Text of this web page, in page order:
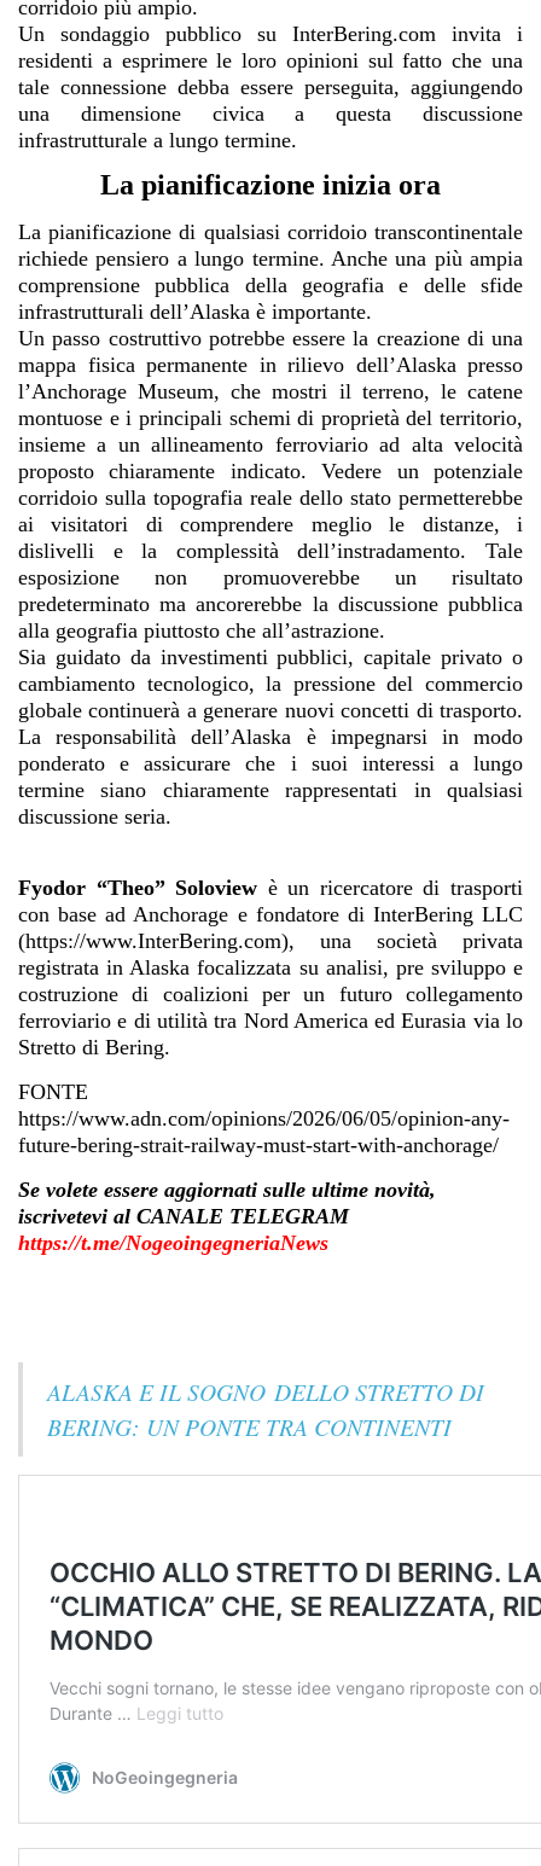
corridoio più ampio.
Un sondaggio pubblico su InterBering.com invita i
residenti a esprimere le loro opinioni sul fatto che una
tale connessione debba essere perseguita, aggiungendo
una dimensione civica a questa discussione
infrastrutturale a lungo termine.
La pianificazione inizia ora
La pianificazione di qualsiasi corridoio transcontinentale
richiede pensiero a lungo termine. Anche una più ampia
comprensione pubblica della geografia e delle sfide
infrastrutturali dell’Alaska è importante.
Un passo costruttivo potrebbe essere la creazione di una
mappa fisica permanente in rilievo dell’Alaska presso
l’Anchorage Museum, che mostri il terreno, le catene
montuose e i principali schemi di proprietà del territorio,
insieme a un allineamento ferroviario ad alta velocità
proposto chiaramente indicato. Vedere un potenziale
corridoio sulla topografia reale dello stato permetterebbe
ai visitatori di comprendere meglio le distanze, i
dislivelli e la complessità dell’instradamento. Tale
esposizione non promuoverebbe un risultato
predeterminato ma ancorerebbe la discussione pubblica
alla geografia piuttosto che all’astrazione.
Sia guidato da investimenti pubblici, capitale privato o
cambiamento tecnologico, la pressione del commercio
globale continuerà a generare nuovi concetti di trasporto.
La responsabilità dell’Alaska è impegnarsi in modo
ponderato e assicurare che i suoi interessi a lungo
termine siano chiaramente rappresentati in qualsiasi
discussione seria.
Fyodor “Theo” Soloview è un ricercatore di trasporti
con base ad Anchorage e fondatore di InterBering LLC
(https://www.InterBering.com), una società privata
registrata in Alaska focalizzata su analisi, pre sviluppo e
costruzione di coalizioni per un futuro collegamento
ferroviario e di utilità tra Nord America ed Eurasia via lo
Stretto di Bering.
FONTE
https://www.adn.com/opinions/2026/06/05/opinion-any-
future-bering-strait-railway-must-start-with-anchorage/
Se volete essere aggiornati sulle ultime novità,
iscrivetevi al CANALE TELEGRAM
https://t.me/NogeoingegneriaNews
ALASKA E IL SOGNO DELLO STRETTO DI
BERING: UN PONTE TRA CONTINENTI